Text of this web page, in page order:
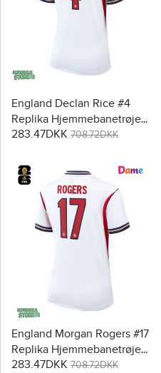
England Declan Rice #4
Replika Hjemmebanetrøje
Dame VM 2026 Kortærmet
283.47DKK 708.72DKK
England Morgan Rogers #17
Replika Hjemmebanetrøje
Dame VM 2026 Kortærmet
283.47DKK 708.72DKK